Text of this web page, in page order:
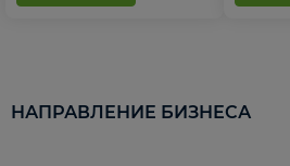
НАПРАВЛЕНИЕ БИЗНЕСА